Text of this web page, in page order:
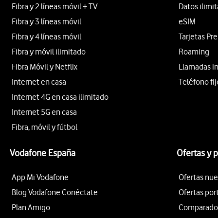
Fibra y 2 líneas móvil + TV
Fibra y 3 líneas móvil
Fibra y 4 líneas móvil
Fibra y móvil ilimitado
Fibra Móvil y Netflix
Internet en casa
Internet 4G en casa ilimitado
Internet 5G en casa
Fibra, móvil y fútbol
Datos
eSIM
Tarjetas
Roaming
Llamadas
Teléfono
Vodafone España
App Mi Vodafone
Blog Vodafone Conéctate
Plan Amigo
Ofertas y
Ofertas
Ofertas